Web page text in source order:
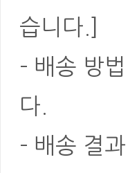
습니다.]
- 배송 방
다.
- 배송 결